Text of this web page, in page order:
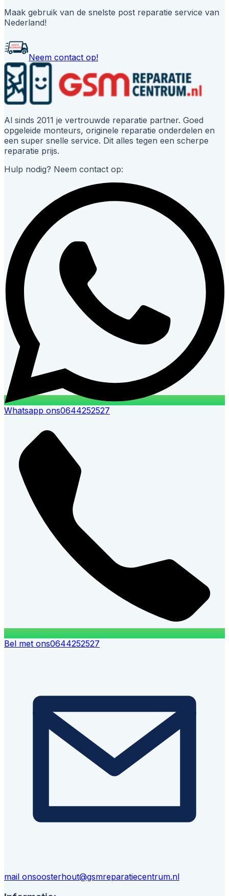
Maak gebruik van de snelste post reparatie service van
Nederland!
Neem contact op!
Al sinds 2011 je vertrouwde reparatie partner. Goed
opgeleide monteurs, originele reparatie onderdelen en
een super snelle service. Dit alles tegen een scherpe
reparatie prijs.
Hulp nodig? Neem contact op:
Whatsapp ons0644252527
Bel met ons0644252527
mail onsoosterhout@gsmreparatiecentrum.nl